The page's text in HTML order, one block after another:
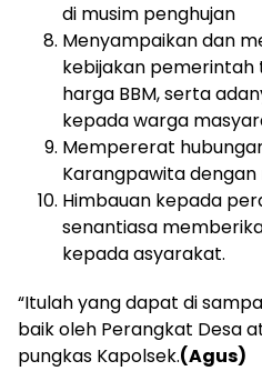
di musim penghujan
Menyampaikan dan
kebijakan
harga BBM, serta
kepada warga
Mempererat
Karangpawita
Himbauan kepada
senantiasa
kepada asyarakat.
“Itulah yang dapat di
baik oleh Perangkat Desa
pungkas Kapolsek.(Agus)